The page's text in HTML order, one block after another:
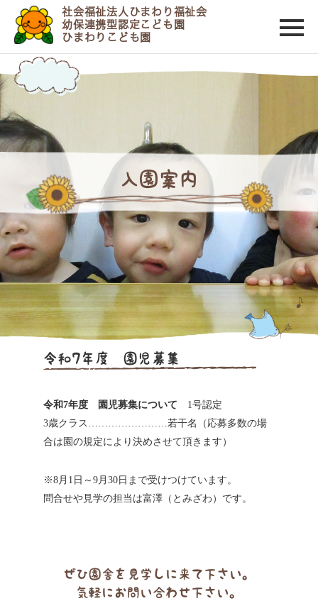
社会福祉法人ひまわり福祉会
幼保連携型認定こども園
ひまわりこども園
入園案内
令和7年度 園児募集
令和7年度 園児募集について 1号認定
3歳クラス……………………若干名（応募多数の場
合は園の規定により決めさせて頂きます）
※8月1日～9月30日まで受けつけています。
問合せや見学の担当は富澤（とみざわ）です。
ぜひ園舎を見学しに来て下さい。
気軽にお問い合わせ下さい。